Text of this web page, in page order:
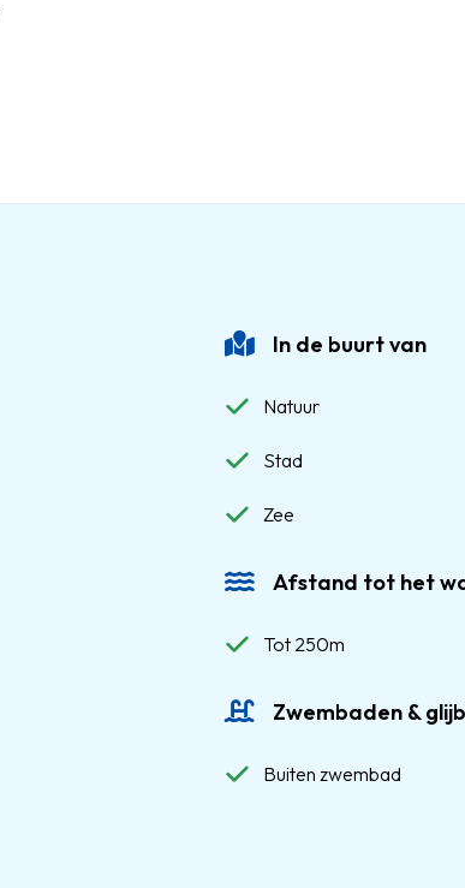
In de buurt van
Natuur
Stad
Zee
Afstand tot het
Tot 250m
Zwembaden &
Buiten zwembad